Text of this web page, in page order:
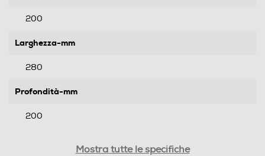
200
Larghezza-mm
280
Profondità-mm
200
Mostra tutte le specifiche